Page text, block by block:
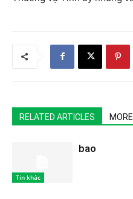
RELATED ARTICLES
Tin khác
bao